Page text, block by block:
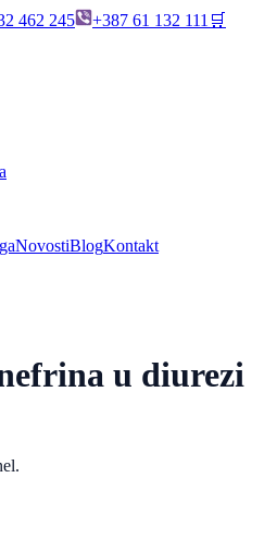
462 245 +387 61 132 111 🛒
NovostiBlogKontakt
u diurezi